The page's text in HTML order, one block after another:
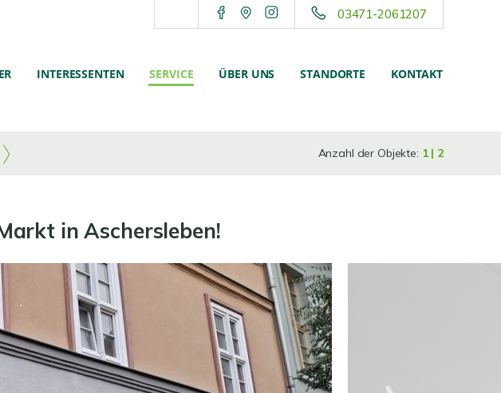
03471-2061207
INTERESSENTEN SERVICE ÜBER UNS STANDORTE KONTAKT
Anzahl der Objekte: 1 | 2
in Aschersleben!